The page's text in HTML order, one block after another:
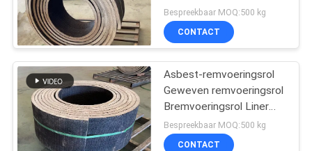
koper
Bespreekbaar MOQ:500 kg
CONTACT
Asbest-remvoeringsrol
Geweven remvoeringsrol
Bremvoeringsrol Liner
met koper
Bespreekbaar MOQ:500 kg
CONTACT